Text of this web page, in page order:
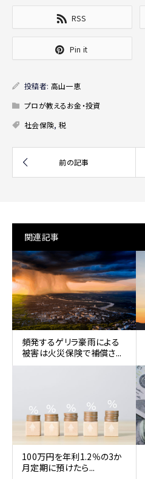
RSS
Pin it
投稿者: 高山一恵
プロが教えるお金・投資
社会保険, 税
関連記事
頻発するゲリラ豪雨による
被害は火災保険で補償さ...
100万円を年利1.2％の3か
月定期に預けたら...